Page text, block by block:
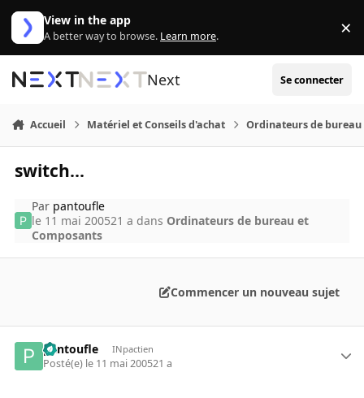
Aller au contenu
View in the app
A better way to browse. Learn more. ×
Next Se connecter
Accueil Matériel et Conseils d'achat Ordinateurs de bureau
switch...
Par pantoufle
le 11 mai 200521 a dans Ordinateurs de bureau et
Composants
Commencer un nouveau sujet
pantoufle INpactien
Posté(e) le 11 mai 200521 a